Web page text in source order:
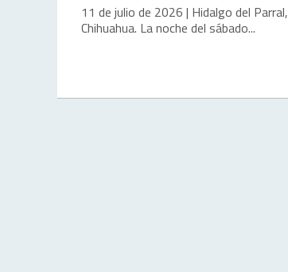
11 de julio de 2026 | Hidalgo del Parral,
Chihuahua. La noche del sábado...